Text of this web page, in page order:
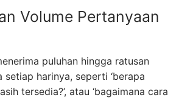
Volume Pertanyaan
puluhan hingga ratusan
setiap harinya, seperti ‘berapa
tersedia?’, atau ‘bagaimana cara